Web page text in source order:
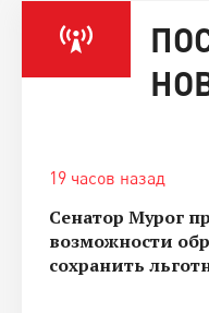
19 часов назад
Сенатор Мурог
возможности
сохранить